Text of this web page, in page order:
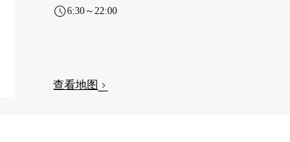
6:30～22:00
查看地图